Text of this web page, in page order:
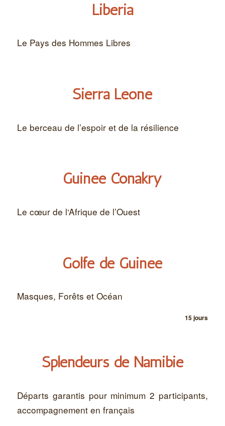
Libéria
Le Pays des Hommes Libres
Sierra Leone
Le berceau de l’espoir et de la résilience
Guinée Conakry
Le cœur de l‘Afrique de l’Ouest
Golfe de Guinée
Masques, Forêts et Océan
15 jours
Splendeurs de Namibie
Départs garantis pour minimum 2 participants,
accompagnement en français